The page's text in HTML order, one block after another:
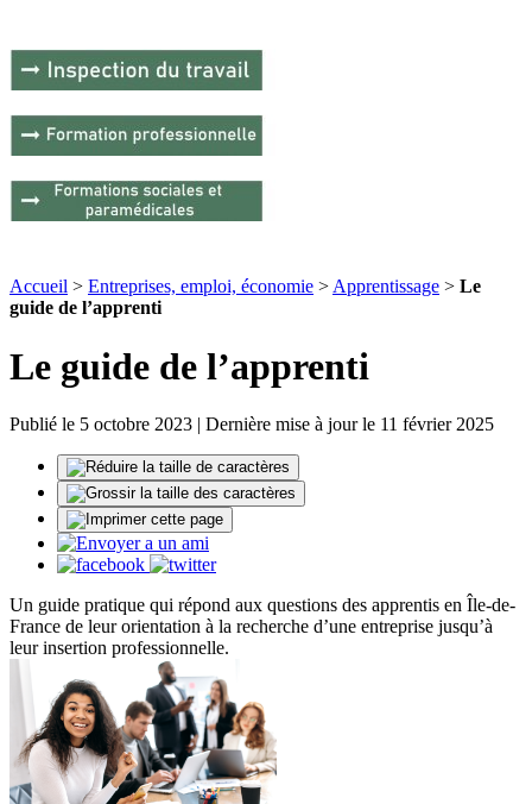
Accueil > Entreprises, emploi, économie >Apprentissage > Le
guide de l’apprenti
Le guide de l’apprenti
Publié le 5 octobre 2023 | Dernière mise à jour le 11 février 2025
Un guide pratique qui répond aux questions des apprentis en Île-de-
France de leur orientation à la recherche d’une entreprise jusqu’à
leur insertion professionnelle.